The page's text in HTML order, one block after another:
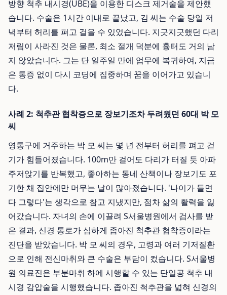
방향 척추 내시경(UBE)을 이용한 디스크 제거술을 제안했
습니다. 수술은 1시간 이내로 끝났고, 김 씨는 수술 당일 저
녁부터 허리를 펴고 걸을 수 있었습니다. 지긋지긋했던 다리
저림이 사라진 것은 물론, 최소 절개 덕분에 흉터도 거의 남
지 않았습니다. 그는 단 일주일 만에 업무에 복귀하여, 지금
은 통증 없이 다시 코딩에 집중하며 꿈을 이어가고 있습니
다.
사례 2: 척추관 협착증으로 장보기조차 두려웠던 60대 박 모
씨
영통구에 거주하는 박 모 씨는 몇 년 전부터 허리를 펴고 걷
기가 힘들어졌습니다. 100m만 걸어도 다리가 터질 듯 아파
주저앉기를 반복했고, 좋아하는 동네 산책이나 장보기도 포
기한 채 집안에만 머무는 날이 많아졌습니다. '나이가 들면
다 그렇다'는 생각으로 참고 지냈지만, 점차 삶의 활력을 잃
어갔습니다. 자녀의 손에 이끌려 S서울병원에서 검사를 받
은 결과, 신경 통로가 심하게 좁아진 척추관 협착증이라는
진단을 받았습니다. 박 모 씨의 경우, 고령과 여러 기저질환
으로 인해 전신마취와 큰 수술은 부담이 컸습니다. S서울병
원 의료진은 부분마취 하에 시행할 수 있는 단일공 척추 내
시경 감압술을 시행했습니다. 좁아진 척추관을 넓혀 신경의